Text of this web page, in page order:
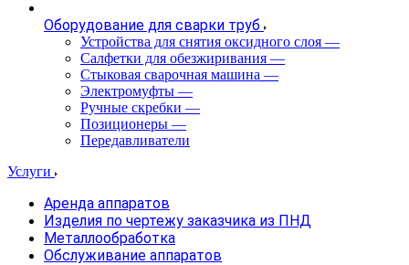
Оборудование для сварки труб
Устройства для снятия оксидного слоя —
Салфетки для обезжиривания —
Стыковая сварочная машина —
Электромуфты —
Ручные скребки —
Позиционеры —
Передавливатели
Услуги
Аренда аппаратов
Изделия по чертежу заказчика из ПНД
Металлообработка
Обслуживание аппаратов